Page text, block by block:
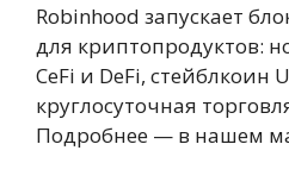
Robinhood запускает
для криптопродуктов:
CeFi и DeFi, стейблкоин
круглосуточная
Подробнее — в нашем